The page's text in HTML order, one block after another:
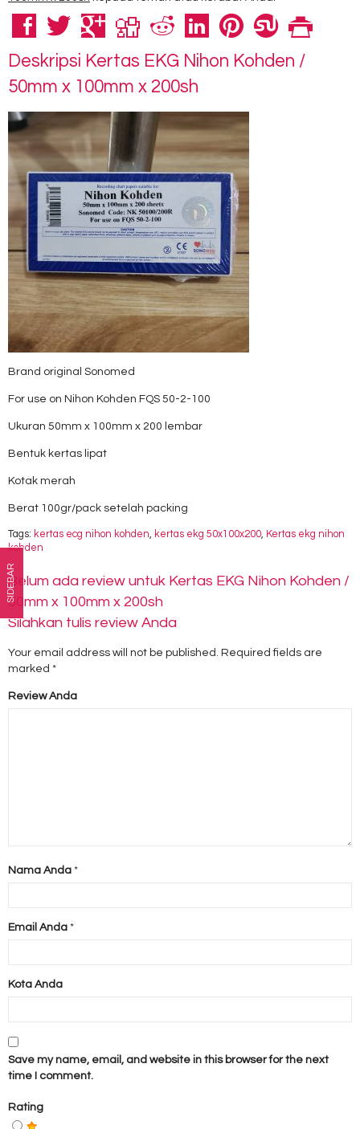
Deskripsi Kertas EKG Nihon Kohden /
50mm x 100mm x 200sh
Brand original Sonomed
For use on Nihon Kohden FQS 50-2-100
Ukuran 50mm x 100mm x 200 lembar
Bentuk kertas lipat
Kotak merah
Berat 100gr/pack setelah packing
Tags: kertas ecg nihon kohden, kertas ekg 50x100x200, Kertas ekg nihon
kohden
Belum ada review untuk Kertas EKG Nihon Kohden /
50mm x 100mm x 200sh
Silahkan tulis review Anda
Your email address will not be published. Required fields are
marked *
Review Anda
Nama Anda *
Email Anda *
Kota Anda
Save my name, email, and website in this browser for the next
time I comment.
Rating
SIDEBAR